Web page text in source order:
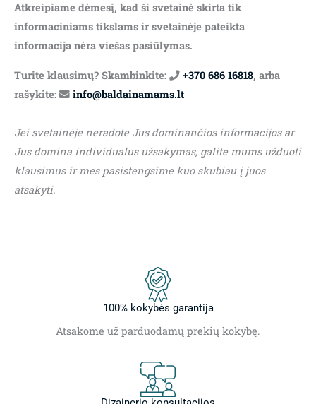
Atkreipiame dėmesį, kad ši svetainė skirta tik
informaciniams tikslams ir svetainėje pateikta
informacija nėra viešas pasiūlymas.
Turite klausimų? Skambinkite: +370 686 16818, arba
rašykite:
info@baldainamams.lt
Jei svetainėje neradote Jus dominančios informacijos ar
Jus domina individualus užsakymas, galite mums užduoti
klausimus ir mes pasistengsime kuo skubiau į juos
atsakyti.
100% kokybės garantija
Atsakome už parduodamų prekių kokybę.